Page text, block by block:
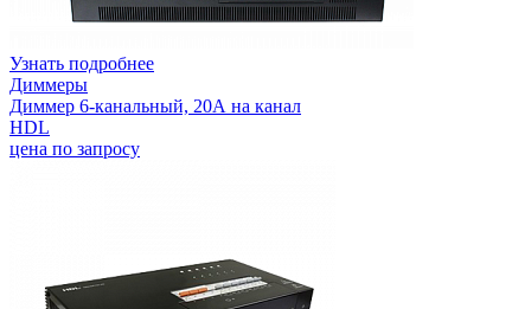
Узнать подробнее
Диммеры
Диммер 6-канальный, 20А на канал
HDL
цена по запросу